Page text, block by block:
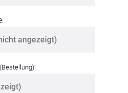
(Bestellung):